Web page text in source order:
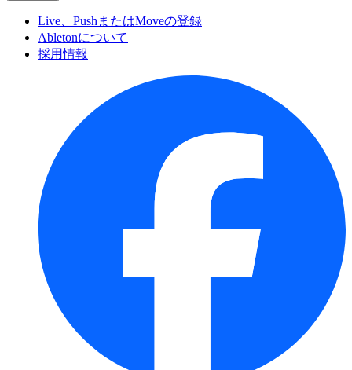
Live、PushまたはMoveの登録
Abletonについて
採用情報